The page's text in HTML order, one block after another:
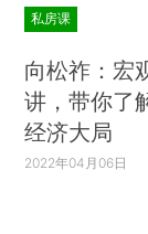
私房课
向松祚：宏
讲，带你了
经济大局
2022年04月06日